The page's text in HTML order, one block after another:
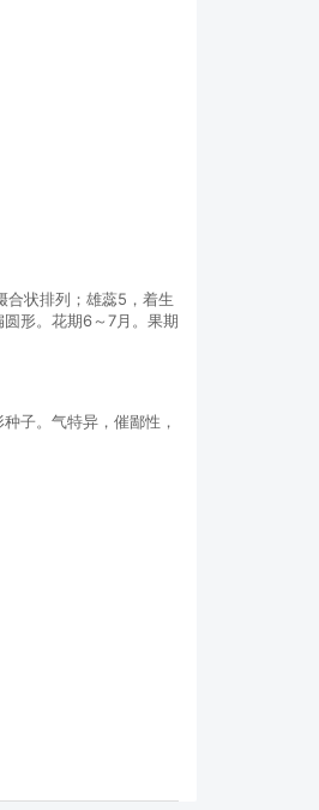
合状排列；雄蕊5，着生
形。花期6～7月。果期
子。气特异，催鄙性，